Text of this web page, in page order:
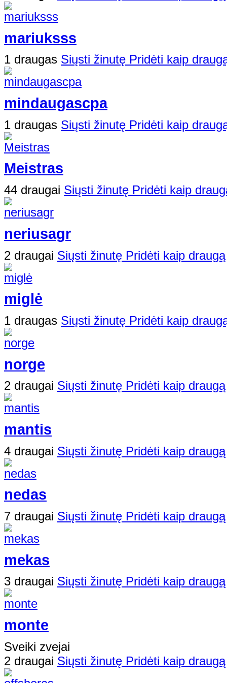
mariuksss
1 draugas Siųsti žinutę Pridėti kaip
mindaugascpa
1 draugas Siųsti žinutę Pridėti kaip
Meistras
44 draugai Siųsti žinutę Pridėti kaip
neriusagr
2 draugai Siųsti žinutę Pridėti kaip draugą
miglė
1 draugas Siųsti žinutę Pridėti kaip
norge
2 draugai Siųsti žinutę Pridėti kaip draugą
mantis
4 draugai Siųsti žinutę Pridėti kaip draugą
nedas
7 draugai Siųsti žinutę Pridėti kaip draugą
mekas
3 draugai Siųsti žinutę Pridėti kaip draugą
monte
Sveiki zvejai
2 draugai Siųsti žinutę Pridėti kaip draugą